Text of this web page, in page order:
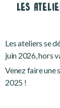
LES
Les ateliers se
juin 2026, hors
Venez faire une
2025 !